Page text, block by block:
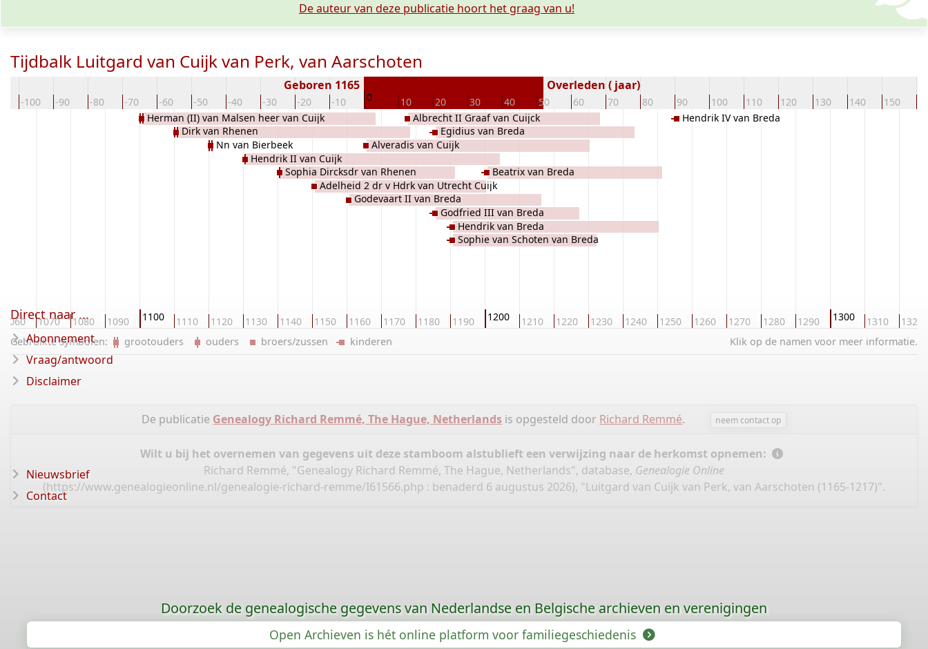
De auteur van deze publicatie hoort het graag van u!
Tijdbalk Luitgard van Cuijk van Perk, van Aarschoten
-100 -90 -80 -70 -60 -50 -40 -30 -20 -10 0 10 20 30 40 50 60 70 80 90 100 110 120 130 140 150
Geboren 1165 Overleden ( jaar)
1060 1070 1080 1090 1100 1110 1120 1130 1140 1150 1160 1170 1180 1190 1200 1210 1220 1230 1240 1250 1260 1270 1280 1290 1300 1310 1320
Herman (II) van Malsen heer van Cuijk
Dirk van Rhenen
Nn van Bierbeek
Hendrik II van Cuijk
Sophia Dircksdr van Rhenen
Adelheid 2 dr v Hdrk van Utrecht Cuijk
Godevaart II van Breda
Alveradis van Cuijk
Albrecht II Graaf van Cuijck
Egidius van Breda
Godfried III van Breda
Hendrik van Breda
Sophie van Schoten van Breda
Beatrix van Breda
Hendrik IV van Breda
Klik op de namen voor meer informatie.
Gebruikte symbolen: grootouders ouders broers/zussen kinderen
De publicatie Genealogy Richard Remmé, The Hague, Netherlands is opgesteld door Richard Remmé. neem contact op
Wilt u bij het overnemen van gegevens uit deze stamboom alstublieft een verwijzing naar de herkomst opnemen:
Richard Remmé, "Genealogy Richard Remmé, The Hague, Netherlands", database, Genealogie Online
(https://www.genealogieonline.nl/genealogie-richard-remme/I61566.php : benaderd 6 augustus 2026), "Luitgard van Cuijk van Perk, van Aarschoten (1165-1217)".
Direct naar ...
Abonnement
Vraag/antwoord
Disclaimer
Nieuwsbrief
Contact
Doorzoek de genealogische gegevens van Nederlandse en Belgische archieven en verenigingen
Open Archieven is hét online platform voor familiegeschiedenis